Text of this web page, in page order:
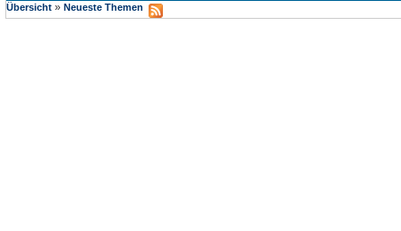
Übersicht » Neueste Themen